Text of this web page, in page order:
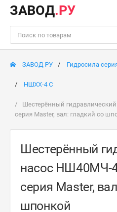
ЗАВОД.РУ
ЗАВОД РУ Гидросила
НШXX-4 C
Шестерённый
серия Master, вал: гладкий со
Шестерённый
насос НШ40МЧ-
серия Master,
шпонкой